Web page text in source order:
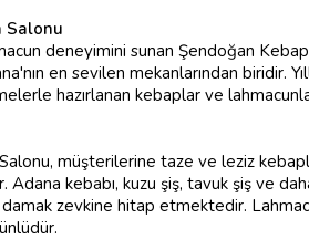
Salonu
deneyimini sunan Şendoğan
en sevilen mekanlarından biridir.
hazırlanan kebaplar ve
müşterilerine taze ve leziz
kebabı, kuzu şiş, tavuk şiş ve
zevkine hitap etmektedir.